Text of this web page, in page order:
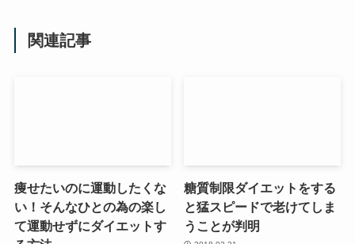
関連記事
痩せたいのに運動したくな
い！そんなひとの為の楽し
て運動せずにダイエットす
糖質制限ダイエットをする
と猛スピードで老けてしま
うことが判明